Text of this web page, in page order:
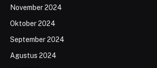
November 2024
Oktober 2024
September 2024
Agustus 2024